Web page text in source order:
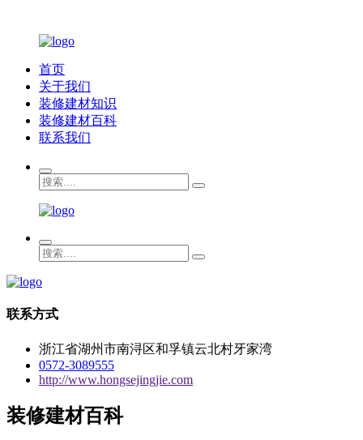
首页
关于我们
装修建材知识
装修建材百科
联系我们
联系方式
浙江省湖州市南浔区和孚镇云北村牙家湾
0572-3089555
http://www.hongsejingjie.com
装修建材百科